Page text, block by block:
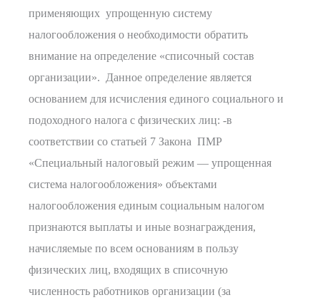
применяющих упрощенную систему
налогообложения о необходимости обратить
внимание на определение «списочный состав
организации». Данное определение является
основанием для исчисления единого социального и
подоходного налога с физических лиц: -в
соответствии со статьей 7 Закона ПМР
«Специальный налоговый режим — упрощенная
система налогообложения» объектами
налогообложения единым социальным налогом
признаются выплаты и иные вознаграждения,
начисляемые по всем основаниям в пользу
физических лиц, входящих в списочную
численность работников организации (за